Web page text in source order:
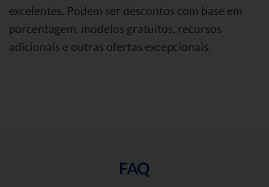
excelentes. Podem ser descontos com base em
porcentagem, modelos gratuitos, recursos
adicionais e outras ofertas excepcionais.
FAQ